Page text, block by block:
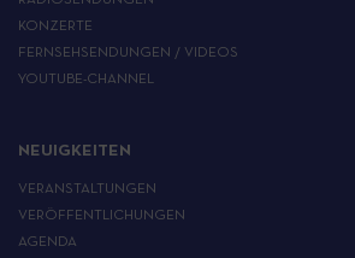
KONZERTE
FERNSEHSENDUNGEN / VIDEOS
YOUTUBE-CHANNEL
NEUIGKEITEN
VERANSTALTUNGEN
VERÖFFENTLICHUNGEN
AGENDA